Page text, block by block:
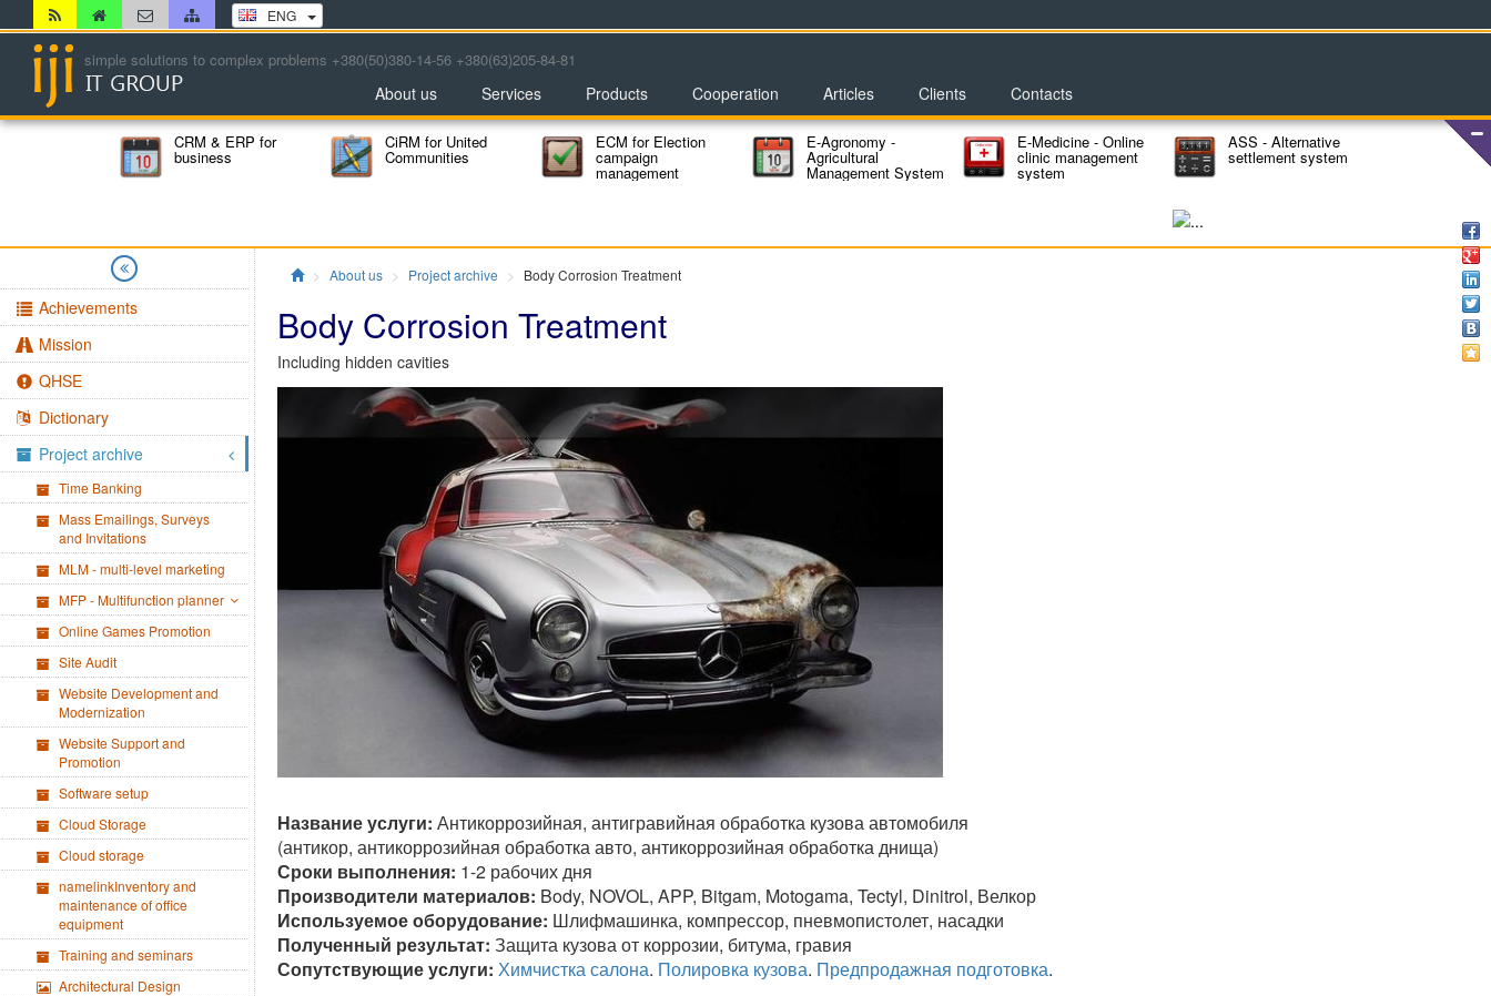
ENG
simple solutions to complex problems +380(50)380-14-56 +380(63)205-84-81
About us Services Products Cooperation Articles Clients Contacts
CRM & ERP for
business
CiRM for United
Communities
ECM for Election
campaign
management
E-Agronomy -
Agricultural
Management System
E-Medicine - Online
clinic management
system
ASS - Alternative
settlement system
Achievements
Mission
QHSE
Dictionary
Project archive
Time Banking
Mass Emailings, Surveys
and Invitations
MLM - multi-level marketing
MFP - Multifunction planner
Online Games Promotion
Site Audit
Website Development and
Modernization
Website Support and
Promotion
Software setup
Cloud Storage
Cloud storage
namelinkInventory and
maintenance of office
equipment
Training and seminars
Architectural Design
ГлавнаяAbout us Project archive Body Corrosion Treatment
Body Corrosion Treatment
Including hidden cavities
Название услуги: Антикоррозийная, антигравийная обработка кузова автомобиля
(антикор, антикоррозийная обработка авто, антикоррозийная обработка днища)
Сроки выполнения: 1-2 рабочих дня
Производители материалов: Body, NOVOL, APP, Bitgam, Motogama, Tectyl, Dinitrol, Велкор
Используемое оборудование: Шлифмашинка, компрессор, пневмопистолет, насадки
Полученный результат: Защита кузова от коррозии, битума, гравия
Сопутствующие услуги: Химчистка салона. Полировка кузова. Предпродажная подготовка.